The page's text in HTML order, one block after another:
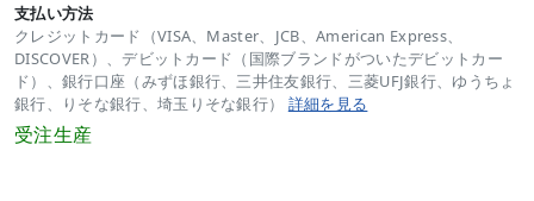
支払い方法
クレジットカード（VISA、Master、JCB、American Express、
DISCOVER）、デビットカード（国際ブランドがついたデビットカー
ド）、銀行口座（みずほ銀行、三井住友銀行、三菱UFJ銀行、ゆうちょ
銀行、りそな銀行、埼玉りそな銀行） 詳細を見る
受注生産